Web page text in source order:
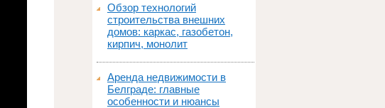
Обзор технологий
строительства внешних
домов: каркас, газобетон,
кирпич, монолит
Аренда недвижимости в
Белграде: главные
особенности и нюансы